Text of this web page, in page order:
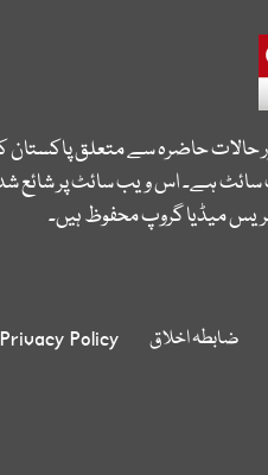
حالات حاضرہ سے متعلق
ہے۔ اس ویب سائٹ پر شائع
میڈیا گروپ محفوظ ہیں۔
ضابطہ اخلاق Privacy Policy